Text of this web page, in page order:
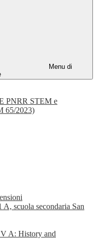
Menu di
PNRR STEM e
65/2023)
A, scuola secondaria San
A: History and